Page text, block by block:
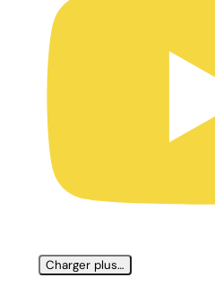
Charger plus…